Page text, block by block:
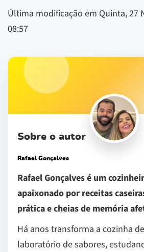
Última modificação em Quinta, 27
08:57
Sobre o autor
Rafael Gonçalves
Rafael Gonçalves é um
apaixonado por receitas
prática e cheias de memória
Há anos transforma a cozinha
laboratório de sabores,